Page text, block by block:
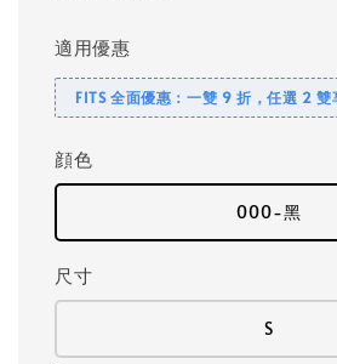
適用優惠
FITS 全面優惠：一雙 9 折，任選 2 雙
顔色
000-黑
尺寸
S